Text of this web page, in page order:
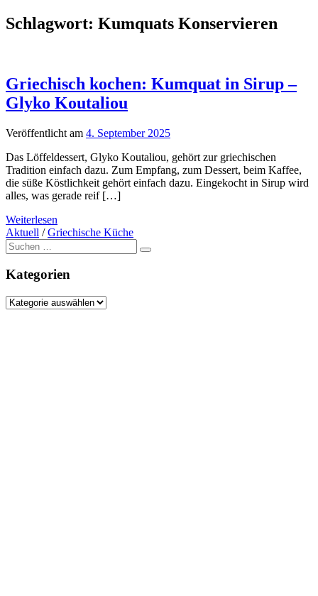
Schlagwort: Kumquats Konservieren
Griechisch kochen: Kumquat in Sirup –
Glyko Koutaliou
Veröffentlicht am 4. September 2025
Das Löffeldessert, Glyko Koutaliou, gehört zur griechischen
Tradition einfach dazu. Zum Empfang, zum Dessert, beim Kaffee,
die süße Köstlichkeit gehört einfach dazu. Eingekocht in Sirup wird
alles, was gerade reif […]
Weiterlesen
Aktuell /Griechische Küche
Suche
nach:
Kategorien
Kategorien